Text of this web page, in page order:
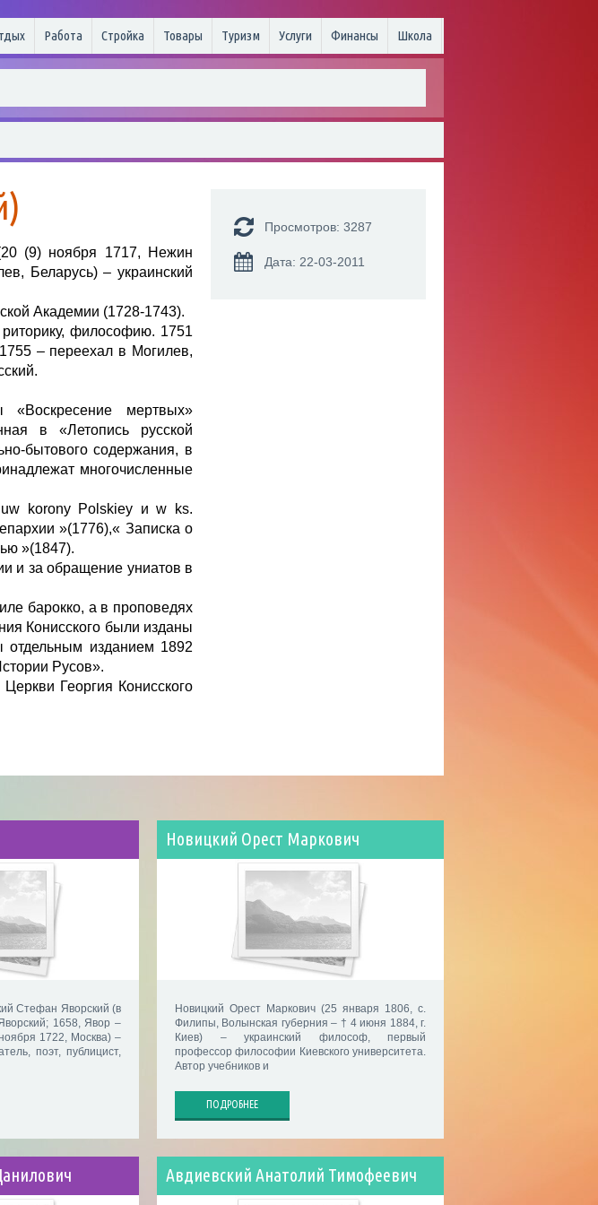
Работа Стройка Товары Туризм Услуги Финансы Школа
(9) ноября 1717, Нежин
Беларусь) – украинский
Академии (1728-1743).
философию. 1751
– переехал в Могилев,
мертвых»
в «Летопись русской
бытового содержания, в
многочисленные
korony Polskiey и w ks.
»(1776),« Записка о
»(1847).
и за обращение униатов в
барокко, а в проповедях
Конисского были изданы
отдельным изданием 1892
Русов».
Георгия Конисского
Просмотров: 3287
Дата: 22-03-2011
Стефан Яворский (в
1658, Явор –
1722, Москва) –
поэт, публицист,
Новицкий Орест Маркович
Новицкий Орест Маркович (25 января 1806, с.
Филипы, Волынская губерния – † 4 июня 1884, г.
Киев) – украинский философ, первый
профессор философии Киевского университета.
Автор учебников и
ПОДРОБНЕЕ
Авдиевский Анатолий Тимофеевич